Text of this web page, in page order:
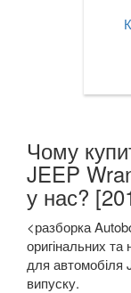
Чому
JEEP
у нас?
<разборка
оригінальних та
для автомобіля
випуску.